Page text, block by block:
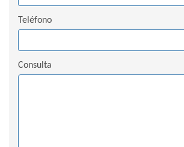
Teléfono
Consulta